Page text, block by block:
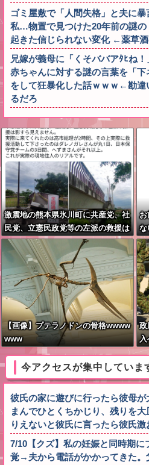
ゴミ屋敷で「人間失格」と夫に
私…物置で見つけた20年前の謎の
起きた信じられない変化 ←薬草
兄嫁が義母に「くそババアﾀﾋね！
赤ちゃんに対する謎の言葉を「
をして狂暴化した話ｗｗｗ←勘違
るだろ
激震地の熊本県氷川町に共産党、社
民党、立憲民政党等の左派の救援は
影すら見えず。住民苦言
お
な
【画像】プテラノドンの骨格wwww
www
政
入
応
今アクセスが集中していま
彼氏の家に遊びに行ったら彼母
まんでひとくちかじり、残りを
りえないと彼氏に言ったら彼氏激
7/10【クズ】私の妊娠と同時期
覚→夫から電話がかかってきた。